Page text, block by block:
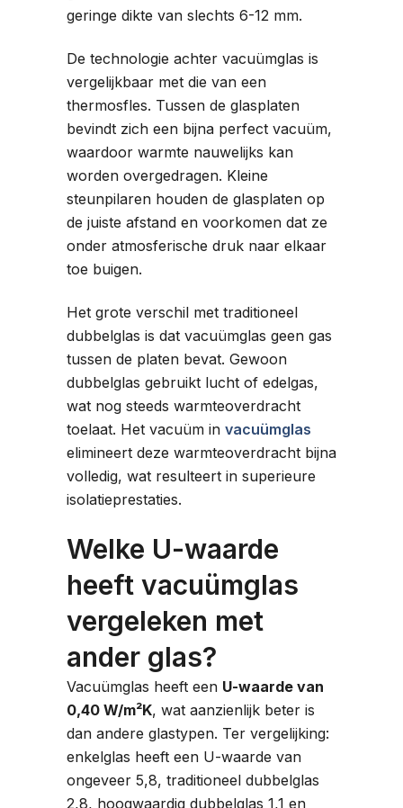
geringe dikte van slechts 6-12 mm.
De technologie achter vacuümglas is
vergelijkbaar met die van een
thermosfles. Tussen de glasplaten
bevindt zich een bijna perfect vacuüm,
waardoor warmte nauwelijks kan
worden overgedragen. Kleine
steunpilaren houden de glasplaten op
de juiste afstand en voorkomen dat ze
onder atmosferische druk naar elkaar
toe buigen.
Het grote verschil met traditioneel
dubbelglas is dat vacuümglas geen gas
tussen de platen bevat. Gewoon
dubbelglas gebruikt lucht of edelgas,
wat nog steeds warmteoverdracht
toelaat. Het vacuüm in vacuümglas
elimineert deze warmteoverdracht bijna
volledig, wat resulteert in superieure
isolatieprestaties.
Welke U-waarde
heeft vacuümglas
vergeleken met
ander glas?
Vacuümglas heeft een U-waarde van
0,40 W/m²K, wat aanzienlijk beter is
dan andere glastypen. Ter vergelijking:
enkelglas heeft een U-waarde van
ongeveer 5,8, traditioneel dubbelglas
2,8, hoogwaardig dubbelglas 1,1 en